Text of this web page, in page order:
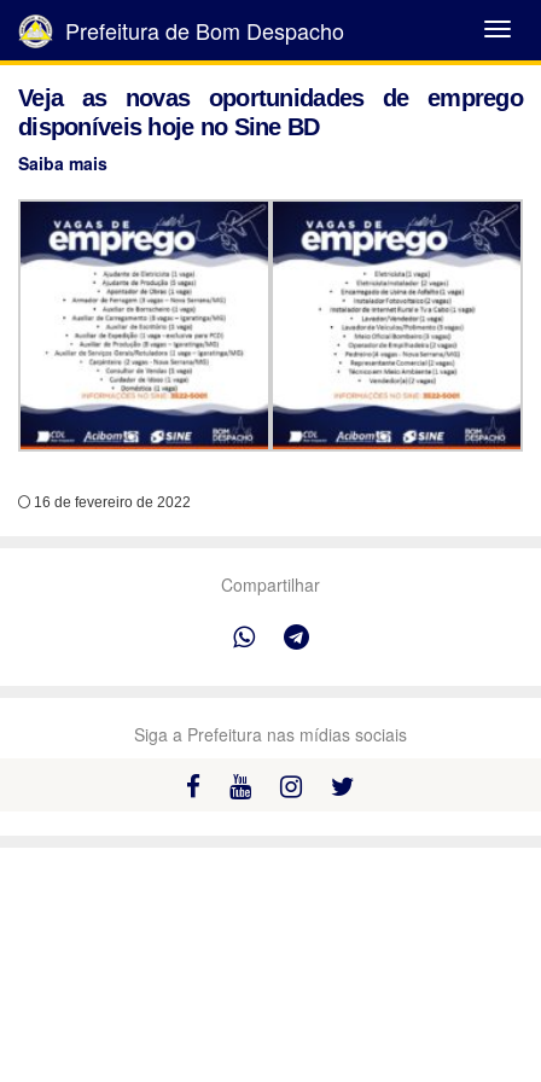
Abrir
Menu
Prefeitura de Bom Despacho
Veja as novas oportunidades de emprego
disponíveis hoje no Sine BD
Saiba mais
16 de fevereiro de 2022
Compartilhar
Siga a Prefeitura nas mídias sociais